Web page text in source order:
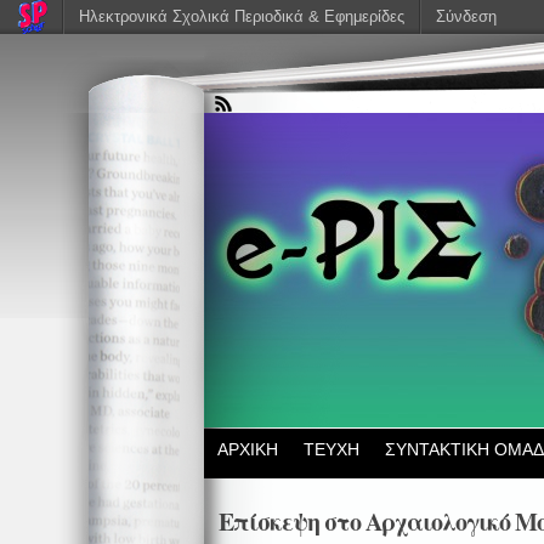
ΑΡΧΙΚΗ ΤΕΥΧΗ ΣΥΝΤΑΚΤΙΚΗ
Επίσκεψη στο Αρχαιολογικό
Ηλεκτρονικά Σχολικά Περιοδικά & Εφημερίδες Σύνδεση